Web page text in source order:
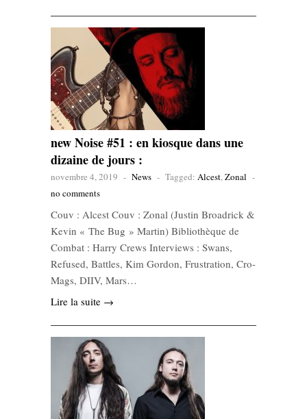
new Noise #51 : en kiosque dans une
dizaine de jours :
novembre 4, 2019 - News - Tagged: Alcest,Zonal -
no comments
Couv : Alcest Couv : Zonal (Justin Broadrick &
Kevin « The Bug » Martin) Bibliothèque de
Combat : Harry Crews Interviews : Swans,
Refused, Battles, Kim Gordon, Frustration, Cro-
Mags, DIIV, Mars…
Lire la suite →